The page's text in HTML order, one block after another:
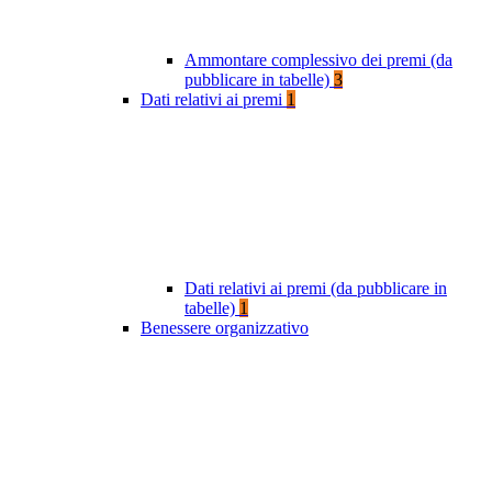
Ammontare complessivo dei premi (da
pubblicare in tabelle) 3
Dati relativi ai premi 1
Dati relativi ai premi (da pubblicare in
tabelle) 1
Benessere organizzativo